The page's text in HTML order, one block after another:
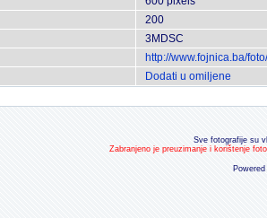
200
3MDSC
http://www.fojnica.ba/
Dodati u omiljene
Sve fotografije su
Zabranjeno je preuzimanje i korištenje